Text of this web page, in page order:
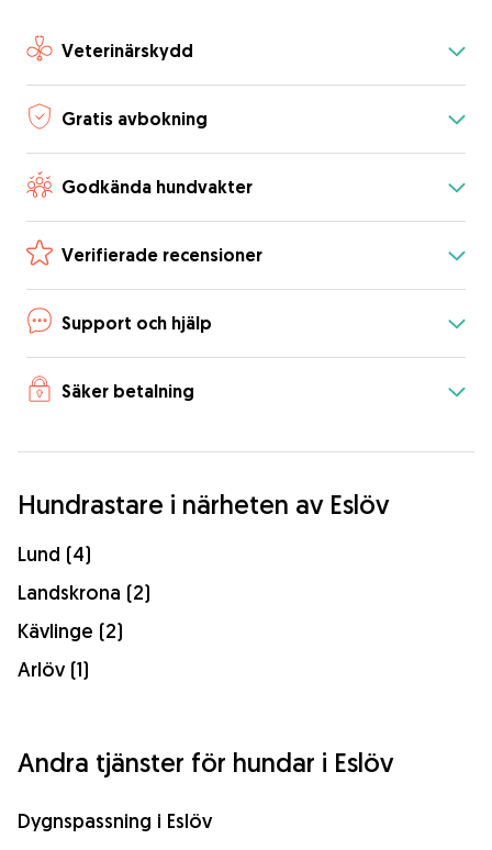
Veterinärskydd
Gratis avbokning
Godkända hundvakter
Verifierade recensioner
Support och hjälp
Säker betalning
Hundrastare i närheten av Eslöv
Lund (4)
Landskrona (2)
Kävlinge (2)
Arlöv (1)
Andra tjänster för hundar i Eslöv
Dygnspassning i Eslöv